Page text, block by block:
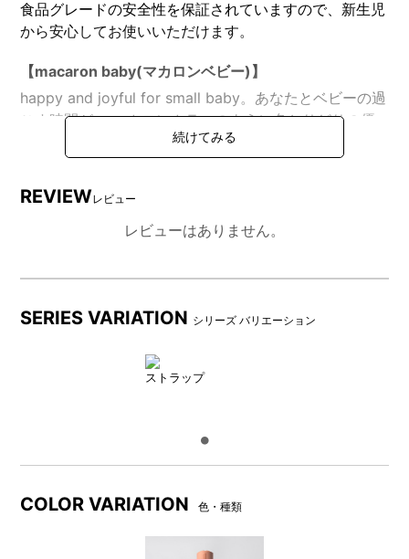
食品グレードの安全性を保証されていますので、新生児
から安心してお使いいただけます。
【macaron baby(マカロンベビー)】
happy and joyful for small baby。あなたとベビーの過
ごす時間が、 マカロンカラーのように色とりどりの優
しい時間で包まれますように。
そんな想いを込めて、「macaron baby（マカロン ベビ
ー）」が誕生しました。
思わず手をのばしたくなる上品でかわいらしい色合いの
ベビーグッズを中心に、機能的で子育てライフを楽しく
REVIEWレビュー
レビューはありません。
SERIES VARIATION シリーズ バリエーション
ストラップ
COLOR VARIATION 色・種類